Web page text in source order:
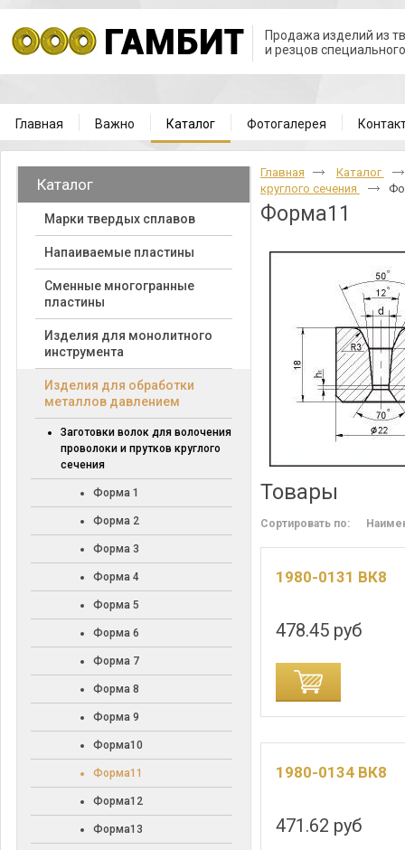
Продажа изделий из
и резцов
Главная Важно Каталог Фотогалерея
Каталог
Марки твердых сплавов
Напаиваемые пластины
Cменные многогранные
пластины
Изделия для монолитного
инструмента
Изделия для обработки
металлов давлением
Заготовки волок для волочения
проволоки и прутков круглого
сечения
Форма 1
Форма 2
Форма 3
Форма 4
Форма 5
Форма 6
Форма 7
Форма 8
Форма 9
Форма10
Форма11
Форма12
Форма13
Главная
Каталог
круглого сечения
Форма11
Товары
Сортировать по:
1980-0131 ВК8
478.45 руб
ДОБАВИТЬ В КОРЗИНУ ДОБАВИТЬ
1980-0134 ВК8
471.62 руб